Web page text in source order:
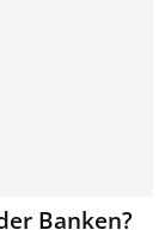
Banken?